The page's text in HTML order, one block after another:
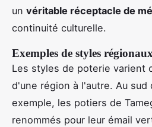
un véritable réceptacle de
continuité culturelle.
Exemples de styles régionaux
Les styles de poterie varient
d'une région à l'autre. Au sud
exemple, les potiers de
renommés pour leur émail